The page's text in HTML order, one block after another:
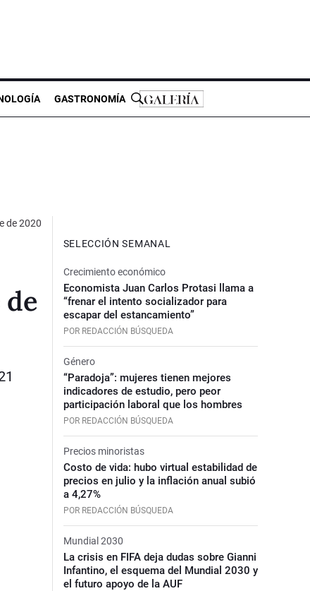
GASTRONOMÍA
de 2020
SELECCIÓN SEMANAL
Crecimiento económico
Economista Juan Carlos Protasi llama a
“frenar el intento socializador para
escapar del estancamiento”
POR REDACCIÓN BÚSQUEDA
Género
“Paradoja”: mujeres tienen mejores
indicadores de estudio, pero peor
participación laboral que los hombres
POR REDACCIÓN BÚSQUEDA
Precios minoristas
Costo de vida: hubo virtual estabilidad de
precios en julio y la inflación anual subió
a 4,27%
POR REDACCIÓN BÚSQUEDA
Mundial 2030
La crisis en FIFA deja dudas sobre Gianni
Infantino, el esquema del Mundial 2030 y
el futuro apoyo de la AUF